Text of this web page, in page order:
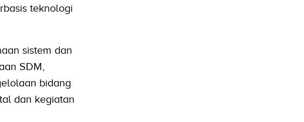
teknologi
sistem dan
SDM,
bidang
dan kegiatan